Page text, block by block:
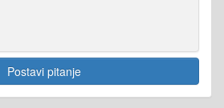
Postavi pitanje